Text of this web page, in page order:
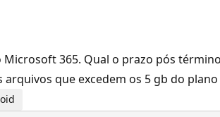
365. Qual o prazo pós
que excedem os 5 gb do